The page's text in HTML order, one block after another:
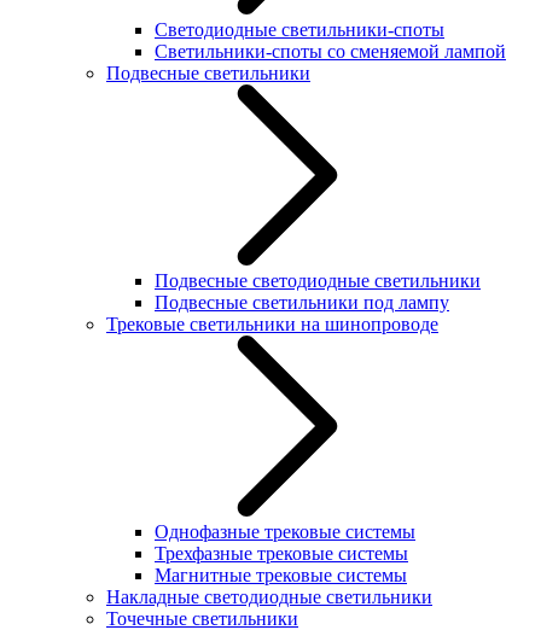
Светодиодные светильники-споты
Светильники-споты со сменяемой лампой
Подвесные светильники
Подвесные светодиодные светильники
Подвесные светильники под лампу
Трековые светильники на шинопроводе
Однофазные трековые системы
Трехфазные трековые системы
Магнитные трековые системы
Накладные светодиодные светильники
Точечные светильники